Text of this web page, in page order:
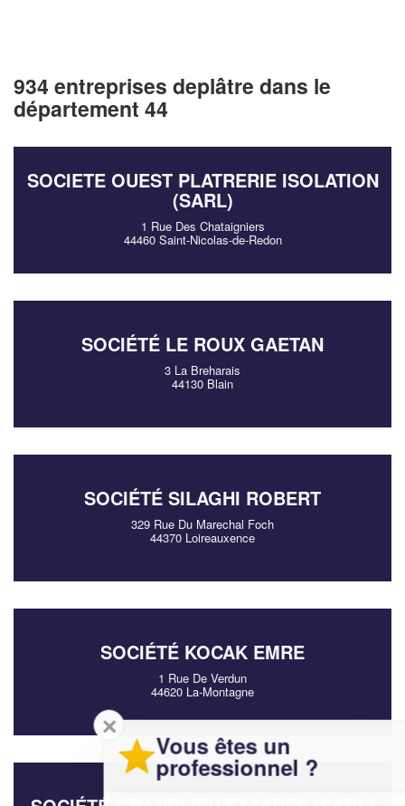
934 entreprises deplâtre dans le
département 44
SOCIETE OUEST PLATRERIE ISOLATION
(SARL)
1 Rue Des Chataigniers
44460 Saint-Nicolas-de-Redon
SOCIÉTÉ LE ROUX GAETAN
3 La Breharais
44130 Blain
SOCIÉTÉ SILAGHI ROBERT
329 Rue Du Marechal Foch
44370 Loireauxence
SOCIÉTÉ KOCAK EMRE
1 Rue De Verdun
44620 La-Montagne
✕
Vous êtes un
professionnel ?